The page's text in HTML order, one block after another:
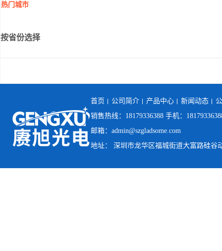
热门城市
按省份选择
首页 公司简介 产品中心 新闻动态
销售热线：18179336388 手机：
邮箱：admin@szgladsome.com
地址： 深圳市龙华区福城街道大富路硅谷